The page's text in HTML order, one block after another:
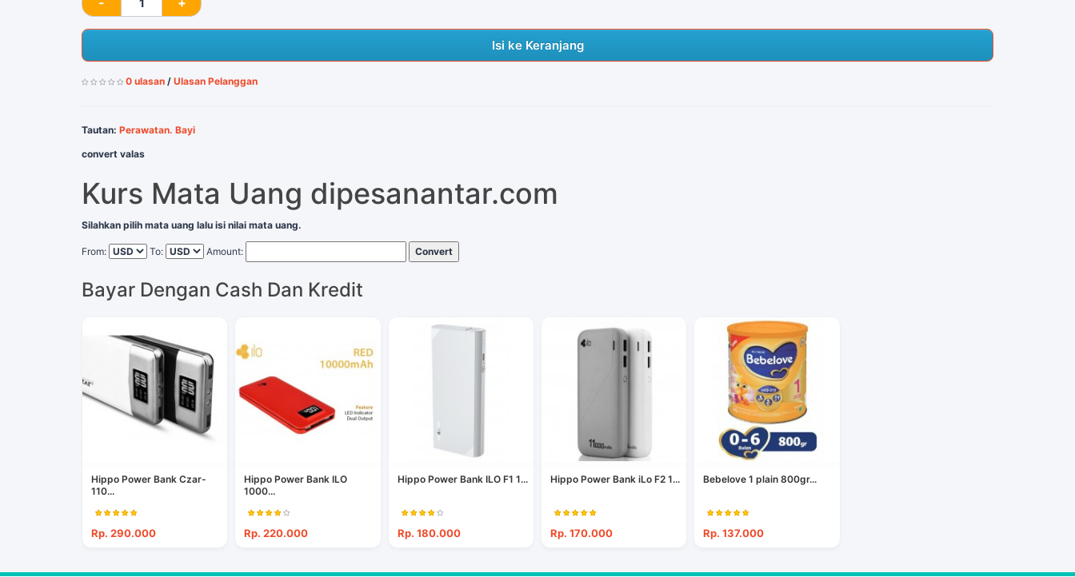
Isi ke Keranjang
0 ulasan / Ulasan Pelanggan
Tautan: Perawatan. Bayi
convert valas
Kurs Mata Uang dipesanantar.com
Silahkan pilih mata uang lalu isi nilai mata uang.
From: To: Amount: Convert
Bayar Dengan Cash Dan Kredit
Hippo Power Bank Czar-
110...
Rp. 290.000
Hippo Power Bank ILO
1000...
Rp. 220.000
Hippo Power Bank ILO F1 1...
Rp. 180.000
Hippo Power Bank iLo F2 1...
Rp. 170.000
Bebelove 1 plain 800gr...
Rp. 137.000